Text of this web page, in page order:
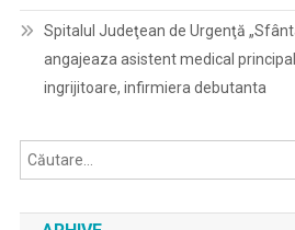
Spitalul Judeţean de Urgenţă
angajeaza asistent medical
ingrijitoare, infirmiera debutanta